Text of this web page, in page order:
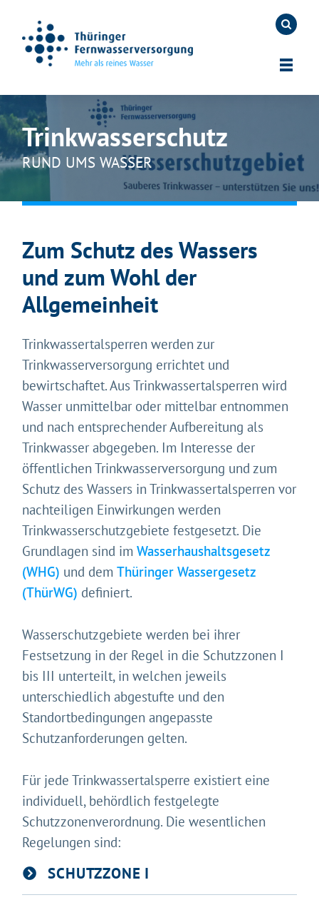
Trinkwasserschutz
RUND UMS WASSER
Zum Schutz des Wassers
und zum Wohl der
Allgemeinheit
Trinkwassertalsperren werden zur
Trinkwasserversorgung errichtet und
bewirtschaftet. Aus Trinkwassertalsperren wird
Wasser unmittelbar oder mittelbar entnommen
und nach entsprechender Aufbereitung als
Trinkwasser abgegeben. Im Interesse der
öffentlichen Trinkwasserversorgung und zum
Schutz des Wassers in Trinkwassertalsperren vor
nachteiligen Einwirkungen werden
Trinkwasserschutzgebiete festgesetzt. Die
Grundlagen sind imWasserhaushaltsgesetz
(WHG) und demThüringer Wassergesetz
(ThürWG) definiert.
Wasserschutzgebiete werden bei ihrer
Festsetzung in der Regel in die Schutzzonen I
bis III unterteilt, in welchen jeweils
unterschiedlich abgestufte und den
Standortbedingungen angepasste
Schutzanforderungen gelten.
Für jede Trinkwassertalsperre existiert eine
individuell, behördlich festgelegte
Schutzzonenverordnung. Die wesentlichen
Regelungen sind:
SCHUTZZONE I